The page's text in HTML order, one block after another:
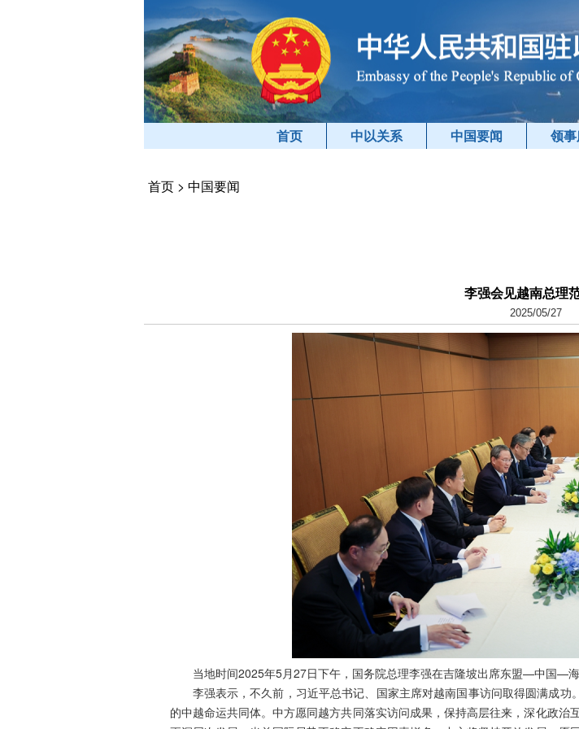
首页 中以关系 中国要闻 领
首页> 中国要闻
李强会见越南总理
2025/05/27
当地时间2025年5月27日下午，国务院总理李强在吉隆坡出席东盟—中国—海
李强表示，不久前，习近平总书记、国家主席对越南国事访问取得圆满成功
的中越命运共同体。中方愿同越方共同落实访问成果，保持高层往来，深化政治